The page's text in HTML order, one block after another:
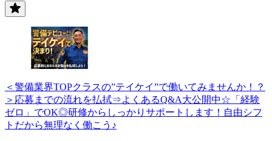
＜警備業界TOPクラスの”テイケイ”で働いてみませんか！？
＞応募までの流れを払拭⇒よくあるQ&A大公開中☆「経験
ゼロ」でOK◎研修からしっかりサポートします！自由シフ
トだから無理なく働こう♪